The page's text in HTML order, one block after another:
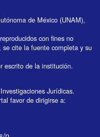
de México (UNAM),
con fines no
cite la fuente completa y su
escrito de la institución.
Jurídicas.
favor de dirigirse a: